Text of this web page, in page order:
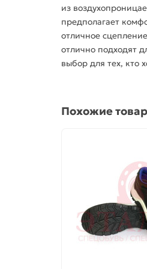
из
предполагает
отличное
отлично подходят
выбор для тех, кто
Похожие